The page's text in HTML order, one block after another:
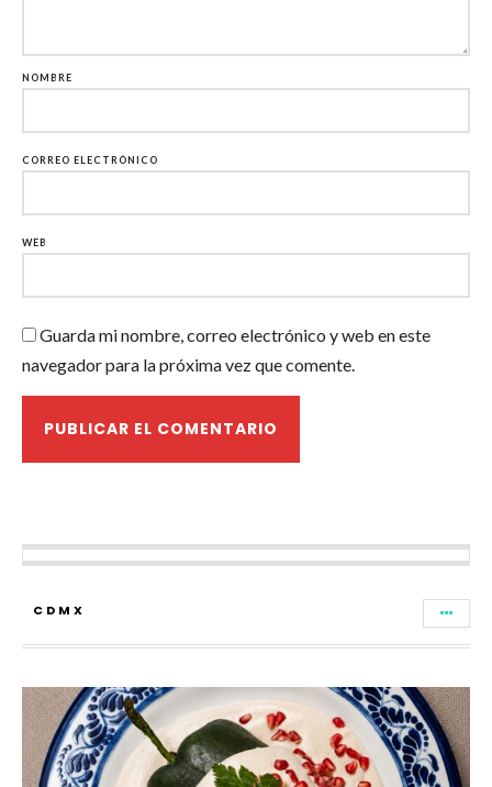
NOMBRE
CORREO ELECTRÓNICO
WEB
Guarda mi nombre, correo electrónico y web en este
navegador para la próxima vez que comente.
CDMX